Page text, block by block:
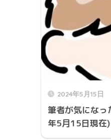
2024年5月15日
筆者が気にな
年5月15日現在)